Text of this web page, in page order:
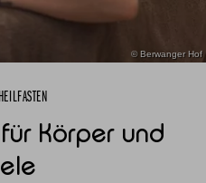
© Berwanger Hof
Körper und